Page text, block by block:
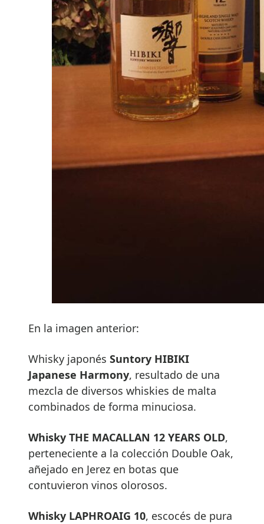
En la imagen anterior:
Whisky japonés Suntory HIBIKI
Japanese Harmony, resultado de una
mezcla de diversos whiskies de malta
combinados de forma minuciosa.
Whisky THE MACALLAN 12 YEARS OLD,
perteneciente a la colección Double Oak,
añejado en Jerez en botas que
contuvieron vinos olorosos.
Whisky LAPHROAIG 10, escocés de pura